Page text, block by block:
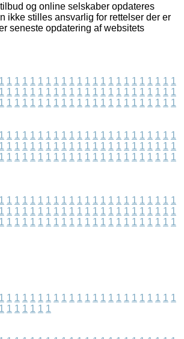
og online selskaber opdateres
ikke stilles ansvarlig for rettelser der er
seneste opdatering af websitets
1 1 1 1 1 1 1 1 1 1 1 1 1 1 1 1 1 1 1 1 1 1 1
1 1 1 1 1 1 1 1 1 1 1 1 1 1 1 1 1 1 1 1 1 1 1
1 1 1 1 1 1 1 1 1 1 1 1 1 1 1 1 1 1 1 1 1 1 1
1 1 1 1 1 1 1 1 1 1 1 1 1 1 1 1 1 1 1 1 1 1 1
1 1 1 1 1 1 1 1 1 1 1 1 1 1 1 1 1 1 1 1 1 1 1
1 1 1 1 1 1 1 1 1 1 1 1 1 1 1 1 1 1 1 1 1 1 1
1 1 1 1 1 1 1 1 1 1 1 1 1 1 1 1 1 1 1 1 1 1 1
1 1 1 1 1 1 1 1 1 1 1 1 1 1 1 1 1 1 1 1 1 1 1
1 1 1 1 1 1 1 1 1 1 1 1 1 1 1 1 1 1 1 1 1 1 1
1 1 1 1 1 1 1 1 1 1 1 1 1 1 1 1 1 1 1 1 1 1 1
1 1 1 1 1 1 1